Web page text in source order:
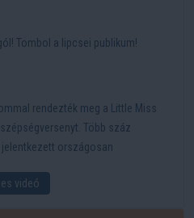
Tombol a lipcsei publikum!
rendezték meg a Little Miss
Több száz
jelentkezett országosan
videó